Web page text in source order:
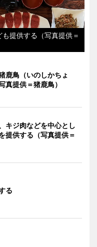
提供する（写真提供＝
鹿鳥（いのしかちょ
真提供＝猪鹿鳥）
キジ肉などを中心とし
提供する（写真提供＝
る